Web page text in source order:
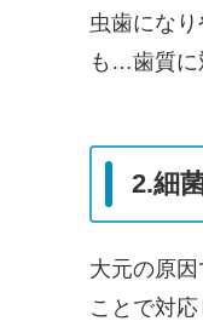
虫歯にな
も…歯質に
2.細
大元の原
ことで対